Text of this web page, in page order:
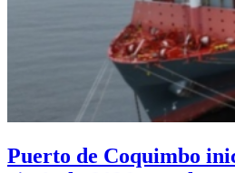
Puerto de Coquimbo